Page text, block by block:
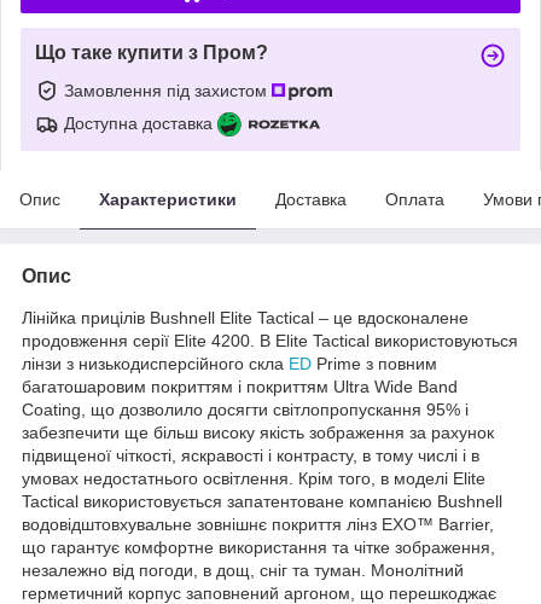
Що таке купити з Пром?
Замовлення під захистом
Доступна доставка
Опис Характеристики Доставка Оплата Умови
Опис
Лінійка прицілів Bushnell Elite Tactical – це вдосконалене
продовження серії Elite 4200. В Elite Tactical використовуються
лінзи з низькодисперсійного скла ED Prime з повним
багатошаровим покриттям і покриттям Ultra Wide Band
Coating, що дозволило досягти світлопропускання 95% і
забезпечити ще більш високу якість зображення за рахунок
підвищеної чіткості, яскравості і контрасту, в тому числі і в
умовах недостатнього освітлення. Крім того, в моделі Elite
Tactical використовується запатентоване компанією Bushnell
водовідштовхувальне зовнішнє покриття лінз EXO™ Barrier,
що гарантує комфортне використання та чітке зображення,
незалежно від погоди, в дощ, сніг та туман. Монолітний
герметичний корпус заповнений аргоном, що перешкоджає